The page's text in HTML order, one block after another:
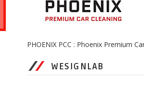
PHOENIX PCC : Phoenix Premium
WESIGNLAB